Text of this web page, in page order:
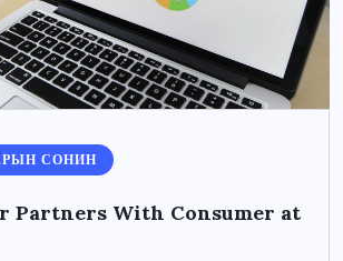
СОНИН
Partners With Consumer at